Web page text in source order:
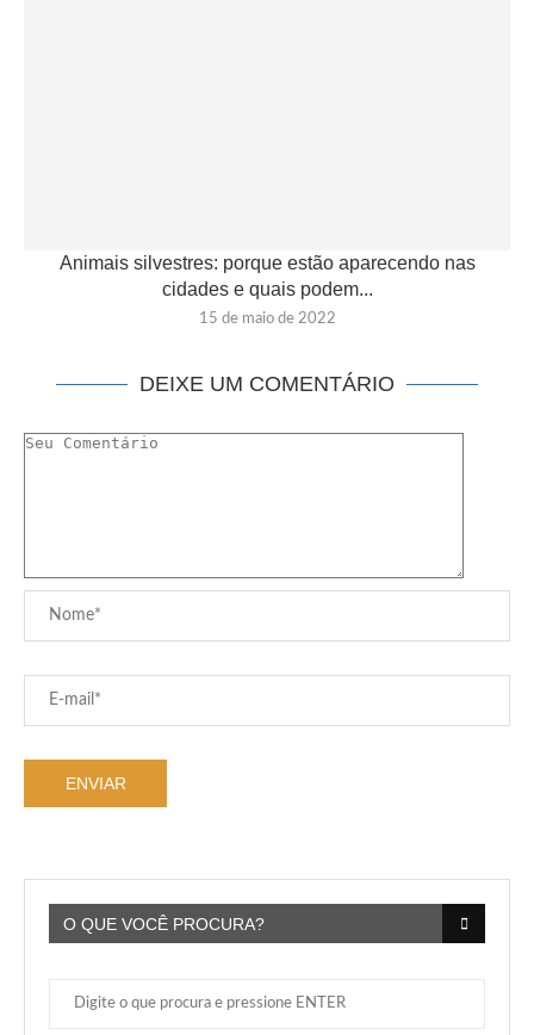
Animais silvestres: porque estão aparecendo nas
cidades e quais podem...
15 de maio de 2022
DEIXE UM COMENTÁRIO
O QUE VOCÊ PROCURA?